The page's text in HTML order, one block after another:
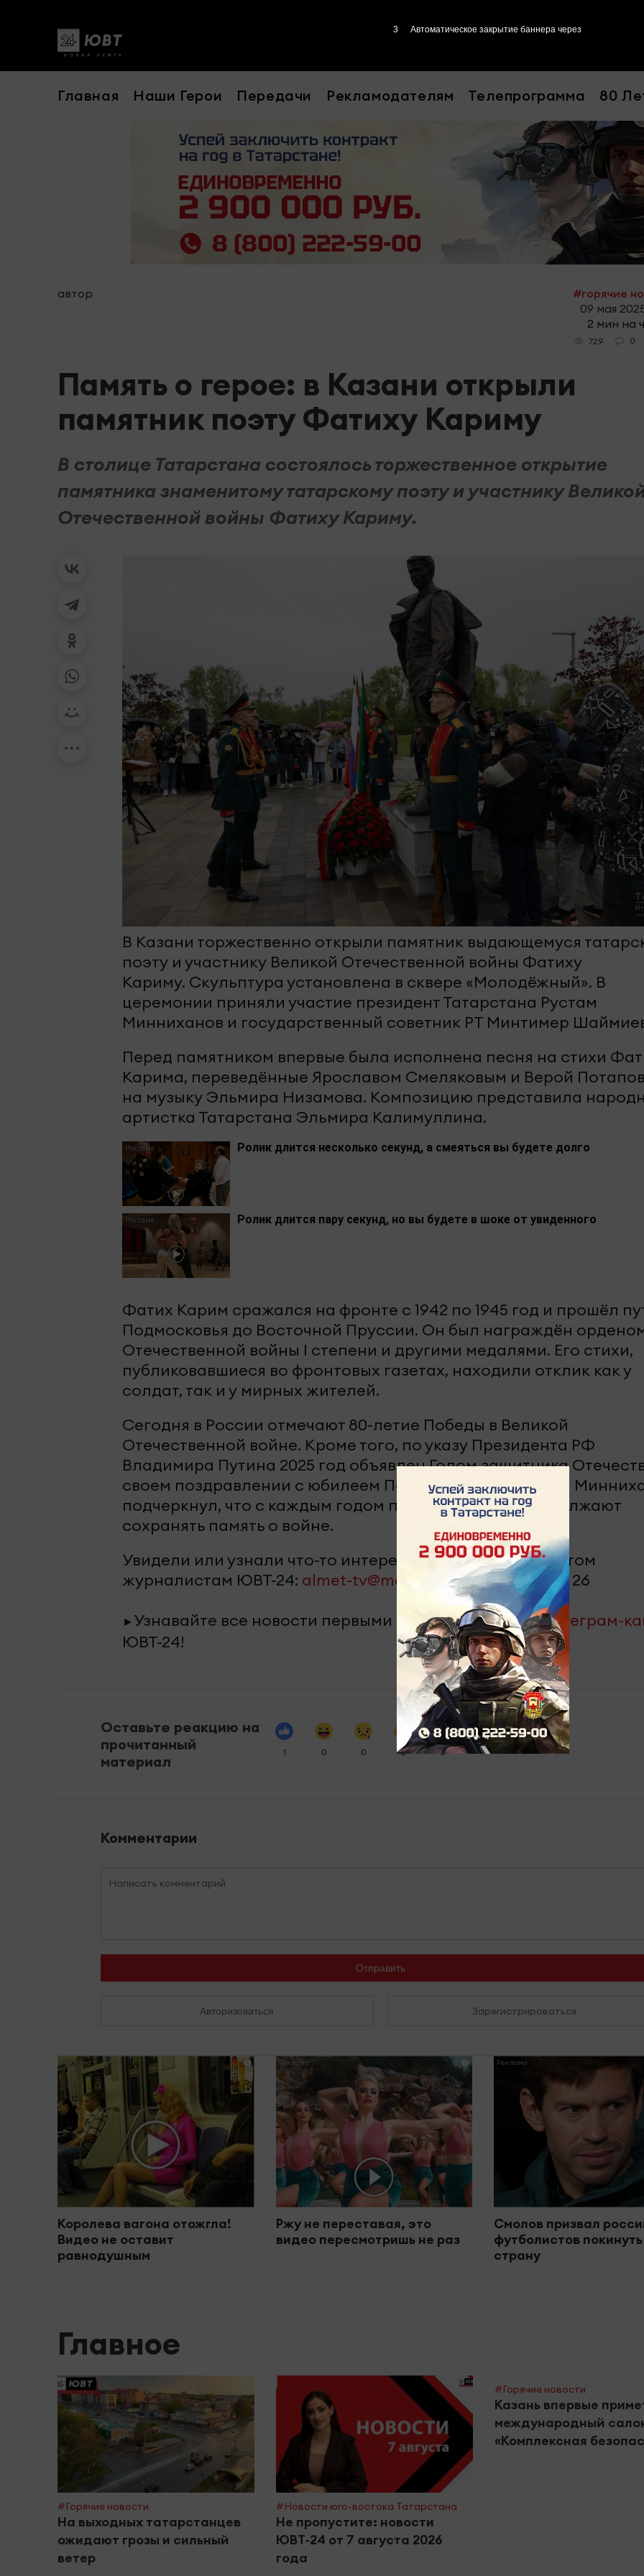
Главная Наши Герои Передачи Рекламодателям Телепрограмма 80
автор
#горячие
09 мая
2 мин на
729 0
Память о герое: в Казани открыли
памятник поэту Фатиху Кариму
В столице Татарстана состоялось торжественное открытие
памятника знаменитому татарскому поэту и участнику
Отечественной войны Фатиху Кариму.
В Казани торжественно открыли памятник выдающемуся
поэту и участнику Великой Отечественной войны Фатиху
Кариму. Скульптура установлена в сквере «Молодёжный». В
церемонии приняли участие президент Татарстана Рустам
Минниханов и государственный советник РТ Минтимер
Перед памятником впервые была исполнена песня на стихи
Карима, переведённые Ярославом Смеляковым и Верой
на музыку Эльмира Низамова. Композицию представила
артистка Татарстана Эльмира Калимуллина.
Ролик длится несколько секунд, а смеяться вы будете долго
Ролик длится пару секунд, но вы будете в шоке от увиденного
Фатих Карим сражался на фронте с 1942 по 1945 год и прошёл
Подмосковья до Восточной Пруссии. Он был награждён
Отечественной войны I степени и другими медалями. Его стихи,
публиковавшиеся во фронтовых газетах, находили отклик как у
солдат, так и у мирных жителей.
Сегодня в России отмечают 80-летие Победы в Великой
Отечественной войне. Кроме того, по указу Президента РФ
Владимира Путина 2025 год объявлен Годом защитника
своем поздравлении с юбилеем Победы Раис РТ Рустам
подчеркнул, что с каждым годом потомки героев продолжают
сохранять память о войне.
Увидели или узнали что-то интересное? Сообщите об этом
журналистам ЮВТ-24: almet-tv@mail.ru или + 7 917 255 40 26
► Узнавайте все новости первыми – подпишитесь нателеграм-
ЮВТ-24!
Оставьте реакцию на
прочитанный
материал
1 0 0 0 0
Комментарии
Отправить
Авторизоваться Зарегистрироваться
Королева вагона отожгла!
Видео не оставит
равнодушным
Ржу не переставая, это
видео пересмотришь не раз
Смолов призвал
футболистов покинуть
страну
Главное
#Горячие новости
На выходных татарстанцев
ожидают грозы и сильный
ветер
#Новости юго-востока Татарстана
Не пропустите: новости
ЮВТ‑24 от 7 августа 2026
года
#Горячие новости
Казань впервые
международный
«Комплексная
2 Автоматическое закрытие баннера через